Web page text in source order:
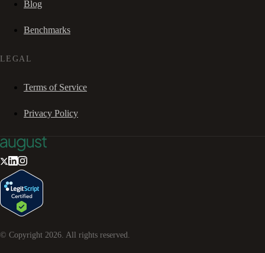
Blog
Benchmarks
LEGAL
Terms of Service
Privacy Policy
© Copyright 2026 . All rights reserved.